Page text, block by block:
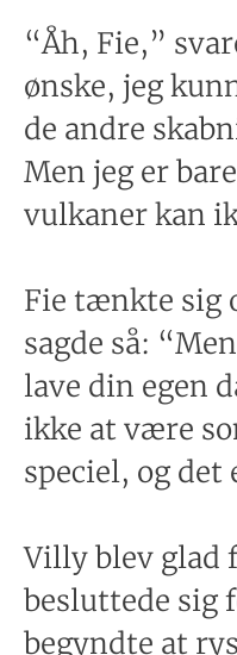
“Åh, Fie,”
ønske, jeg
de andre
Men jeg er
vulkaner kan
Fie tænkte sig
sagde så:
lave din egen
ikke at være
speciel, og det
Villy blev glad
besluttede sig
begyndte at